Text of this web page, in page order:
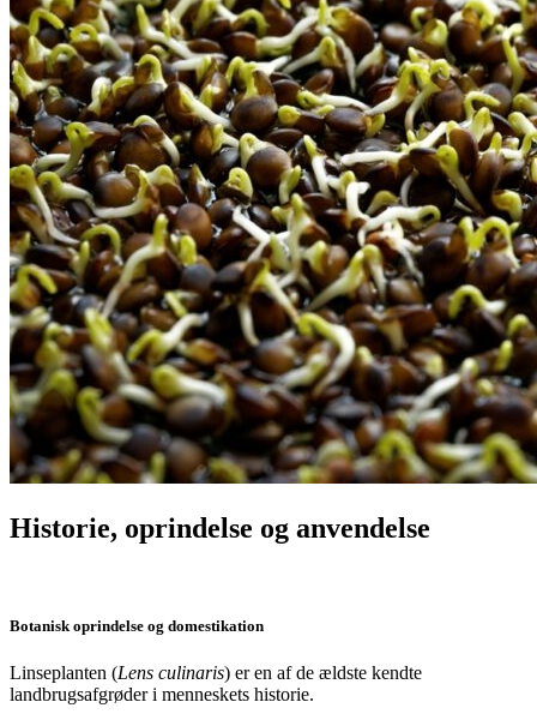
Historie, oprindelse og anvendelse
Botanisk oprindelse og domestikation
Linseplanten (Lens culinaris) er en af de ældste kendte
landbrugsafgrøder i menneskets historie.